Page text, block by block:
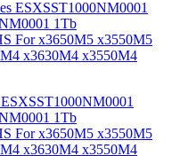
1Tb
For x3650M5 x3550M5
x3630M4 x3550M4